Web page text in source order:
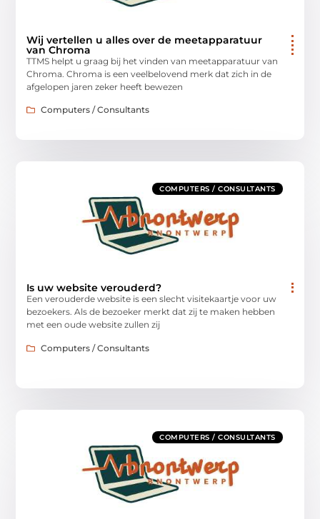
Wij vertellen u alles over de meetapparatuur
van Chroma
TTMS helpt u graag bij het vinden van meetapparatuur van
Chroma. Chroma is een veelbelovend merk dat zich in de
afgelopen jaren zeker heeft bewezen
Computers / Consultants
COMPUTERS / CONSULTANTS
Is uw website verouderd?
Een verouderde website is een slecht visitekaartje voor uw
bezoekers. Als de bezoeker merkt dat zij te maken hebben
met een oude website zullen zij
Computers / Consultants
COMPUTERS / CONSULTANTS